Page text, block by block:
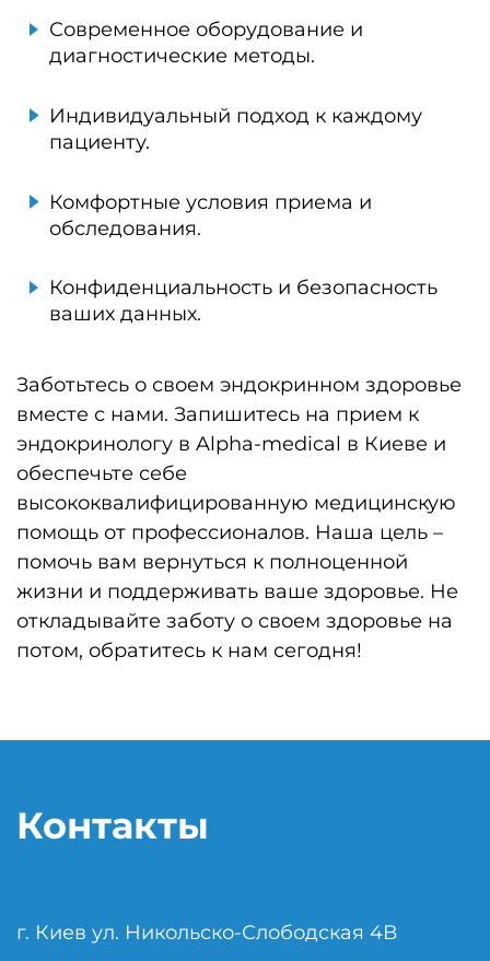
Современное оборудование и
диагностические методы.
Индивидуальный подход к каждому
пациенту.
Комфортные условия приема и
обследования.
Конфиденциальность и безопасность
ваших данных.
Заботьтесь о своем эндокринном здоровье
вместе с нами. Запишитесь на прием к
эндокринологу в Alpha-medical в Киеве и
обеспечьте себе
высококвалифицированную медицинскую
помощь от профессионалов. Наша цель –
помочь вам вернуться к полноценной
жизни и поддерживать ваше здоровье. Не
откладывайте заботу о своем здоровье на
потом, обратитесь к нам сегодня!
Контакты
г. Киев ул. Никольско-Слободская 4В